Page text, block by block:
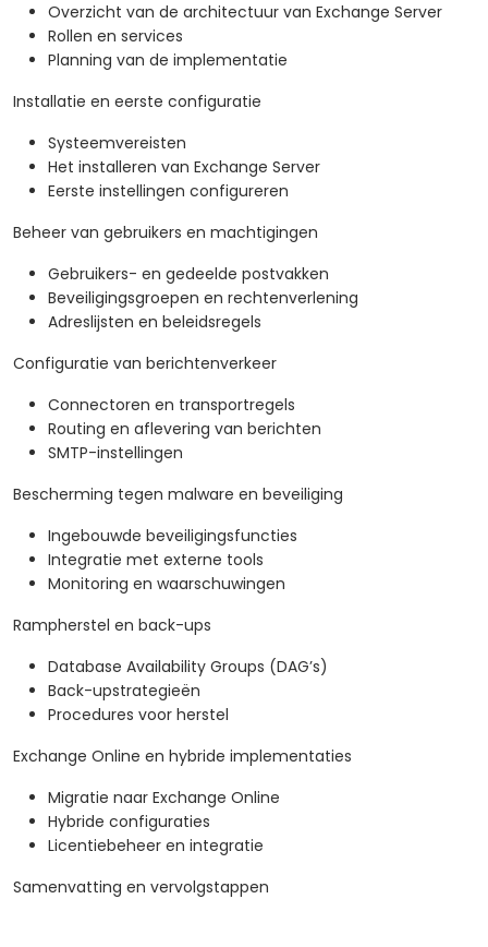
Overzicht van de architectuur van Exchange Server
Rollen en services
Planning van de implementatie
Installatie en eerste configuratie
Systeemvereisten
Het installeren van Exchange Server
Eerste instellingen configureren
Beheer van gebruikers en machtigingen
Gebruikers- en gedeelde postvakken
Beveiligingsgroepen en rechtenverlening
Adreslijsten en beleidsregels
Configuratie van berichtenverkeer
Connectoren en transportregels
Routing en aflevering van berichten
SMTP-instellingen
Bescherming tegen malware en beveiliging
Ingebouwde beveiligingsfuncties
Integratie met externe tools
Monitoring en waarschuwingen
Rampherstel en back-ups
Database Availability Groups (DAG’s)
Back-upstrategieën
Procedures voor herstel
Exchange Online en hybride implementaties
Migratie naar Exchange Online
Hybride configuraties
Licentiebeheer en integratie
Samenvatting en vervolgstappen